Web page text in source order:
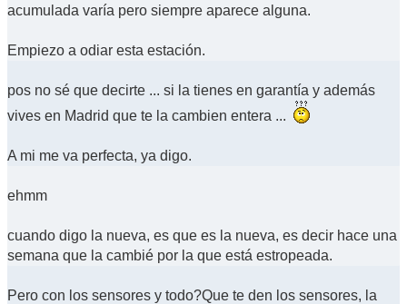
acumulada varía pero siempre aparece alguna.
Empiezo a odiar esta estación.
pos no sé que decirte ... si la tienes en garantía y además
vives en Madrid que te la cambien entera ...
A mi me va perfecta, ya digo.
ehmm
cuando digo la nueva, es que es la nueva, es decir hace una
semana que la cambié por la que está estropeada.
Pero con los sensores y todo?Que te den los sensores, la